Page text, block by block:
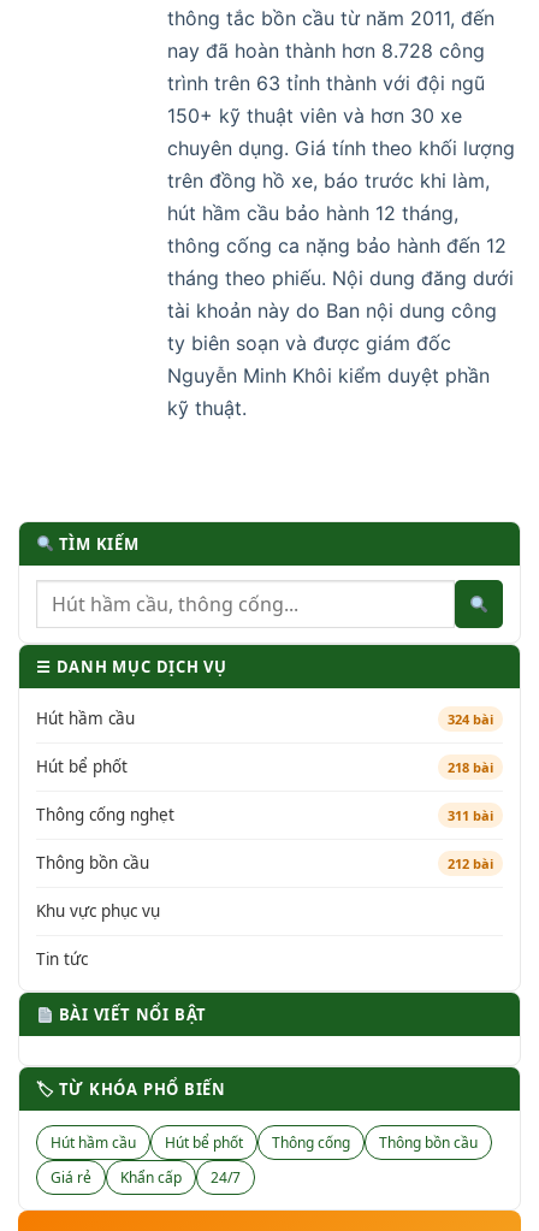
thông tắc bồn cầu từ năm 2011, đến
nay đã hoàn thành hơn 8.728 công
trình trên 63 tỉnh thành với đội ngũ
150+ kỹ thuật viên và hơn 30 xe
chuyên dụng. Giá tính theo khối lượng
trên đồng hồ xe, báo trước khi làm,
hút hầm cầu bảo hành 12 tháng,
thông cống ca nặng bảo hành đến 12
tháng theo phiếu. Nội dung đăng dưới
tài khoản này do Ban nội dung công
ty biên soạn và được giám đốc
Nguyễn Minh Khôi kiểm duyệt phần
kỹ thuật.
TÌM KIẾM
☰ DANH MỤC DỊCH VỤ
Hút hầm cầu 324 bài
Hút bể phốt 218 bài
Thông cống nghẹt 311 bài
Thông bồn cầu 212 bài
Khu vực phục vụ
Tin tức
BÀI VIẾT NỔI BẬT
🏷 TỪ KHÓA PHỔ BIẾN
Hút hầm cầu Hút bể phốt Thông cống
Thông bồn cầu
Giá rẻ
Khẩn cấp 24/7